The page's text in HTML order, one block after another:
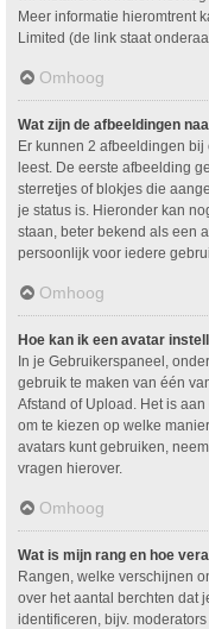
Meer informatie hieromtrent
Limited (de link staat
Omhoog
Wat zijn de afbeeldingen
Er kunnen 2 afbeeldingen
leest. De eerste afbeelding
sterretjes of blokjes die
je status is. Hieronder kan
staan, beter bekend als een
persoonlijk voor iedere
Omhoog
Hoe kan ik een avatar
In je Gebruikerspaneel,
gebruik te maken van één
Afstand of Upload. Het is
om te kiezen op welke
avatars kunt gebruiken,
vragen hierover.
Omhoog
Wat is mijn rang en hoe
Rangen, welke verschijnen
over het aantal berchten dat
identificeren, bijv.